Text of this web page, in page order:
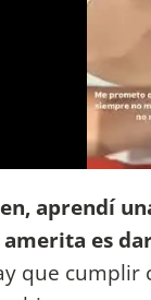
aprendí
es
que